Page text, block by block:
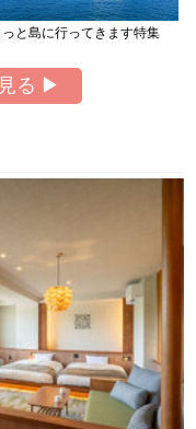
っと島に行ってきます特集
る ▶